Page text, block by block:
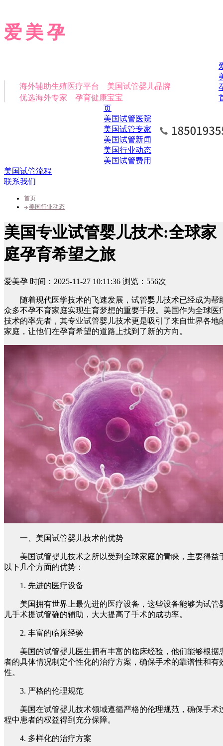
爱美孕
海外辅助生殖医疗平台 美国试管婴儿品牌
优选海外专家 孕育健康宝宝
页
美国试管医院
美国试管专家
美国试管新闻
美国行业动态
美国试管费用
美国试管流程
联系我们
首页
美国行业动态
美国专业试管婴儿技术:全球家
庭孕育希望之旅
爱美孕 时间：2025-11-27 10:11:36 浏览：556次
随着现代医学技术的飞速发展，试管婴儿技术已经成为帮
众多不孕不育家庭实现生育梦想的重要手段。美国作为全球医
技术的率先者，其专业试管婴儿技术更是吸引了来自世界各地
家庭，让他们在孕育希望的道路上找到了新的方向。
一、美国试管婴儿技术的优势
美国试管婴儿技术之所以受到全球家庭的青睐，主要得益
以下几个方面的优势：
1. 先进的医疗设备
美国拥有世界上最先进的医疗设备，这些设备能够为试管
儿手术提试管确的辅助，大大提高了手术的成功率。
2. 丰富的临床经验
美国的试管婴儿医生拥有丰富的临床经验，他们能够根据
者的具体情况制定个性化的治疗方案，确保手术的靠谱性和有
性。
3. 严格的伦理规范
美国在试管婴儿技术领域遵循严格的伦理规范，确保手术
程中患者的权益得到充分保障。
4. 多样化的治疗方案